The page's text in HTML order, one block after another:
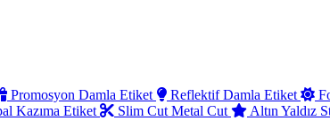
Promosyon Damla Etiket Reflektif Damla Etiket
Kazıma Etiket Slim Cut Metal Cut Altın Yaldız